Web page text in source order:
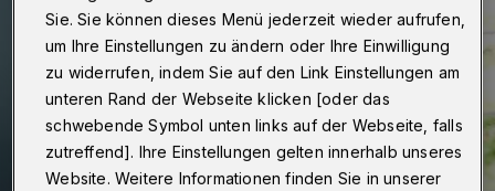
Sie. Sie können dieses Menü jederzeit wieder aufrufen,
um Ihre Einstellungen zu ändern oder Ihre Einwilligung
zu widerrufen, indem Sie auf den Link Einstellungen am
unteren Rand der Webseite klicken [oder das
schwebende Symbol unten links auf der Webseite, falls
zutreffend]. Ihre Einstellungen gelten innerhalb unseres
Website. Weitere Informationen finden Sie in unserer